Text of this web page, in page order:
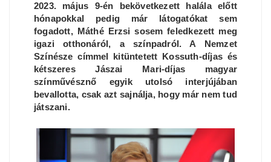
2023. május 9-én bekövetkezett halála előtt
hónapokkal pedig már látogatókat sem
fogadott, Máthé Erzsi sosem feledkezett meg
igazi otthonáról, a színpadról. A Nemzet
Színésze címmel kitüntetett Kossuth-díjas és
kétszeres Jászai Mari-díjas magyar
színművésznő egyik utolsó interjújában
bevallotta, csak azt sajnálja, hogy már nem tud
játszani.